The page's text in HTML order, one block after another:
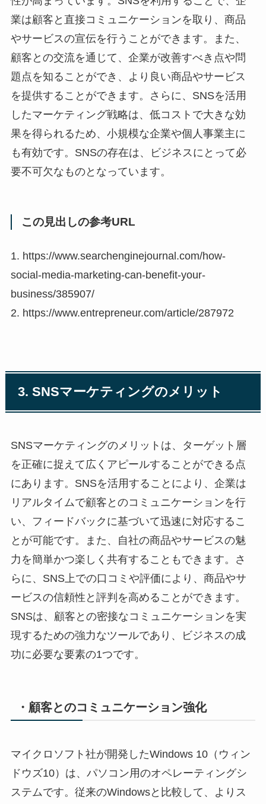
業は顧客と直接コミュニケーションを取り、商品
やサービスの宣伝を行うことができます。また、
顧客との交流を通じて、企業が改善すべき点や問
題点を知ることができ、より良い商品やサービス
を提供することができます。さらに、SNSを活用
したマーケティング戦略は、低コストで大きな効
果を得られるため、小規模な企業や個人事業主に
も有効です。SNSの存在は、ビジネスにとって必
要不可欠なものとなっています。
この見出しの参考URL
1. https://www.searchenginejournal.com/how-
social-media-marketing-can-benefit-your-
business/385907/
2. https://www.entrepreneur.com/article/287972
3. SNSマーケティングのメリット
SNSマーケティングのメリットは、ターゲット層
を正確に捉えて広くアピールすることができる点
にあります。SNSを活用することにより、企業は
リアルタイムで顧客とのコミュニケーションを行
い、フィードバックに基づいて迅速に対応するこ
とが可能です。また、自社の商品やサービスの魅
力を簡単かつ楽しく共有することもできます。さ
らに、SNS上での口コミや評価により、商品やサ
ービスの信頼性と評判を高めることができます。
SNSは、顧客との密接なコミュニケーションを実
現するための強力なツールであり、ビジネスの成
功に必要な要素の1つです。
・顧客とのコミュニケーション強化
マイクロソフト社が開発したWindows 10（ウィン
ドウズ10）は、パソコン用のオペレーティングシ
ステムです。従来のWindowsと比較して、よりス